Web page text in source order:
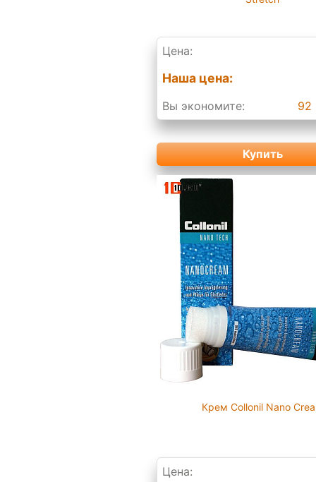
Цена:
Наша цена:
Вы экономите: 92
Купить
Крем Collonil Nano
Цена: